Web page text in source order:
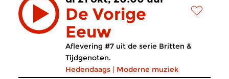
De Vorige
Eeuw
Aflevering #7 uit de serie Britten &
Tijdgenoten.
Hedendaags | Moderne muziek